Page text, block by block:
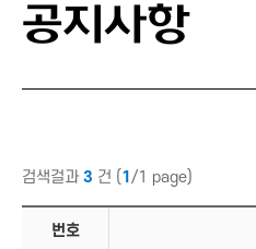
공지사항
검색걸과 3 건 (1 /1 page)
번호